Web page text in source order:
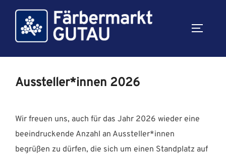
content
Aussteller*innen 2026
Wir freuen uns, auch für das Jahr 2026 wieder eine
beeindruckende Anzahl an Aussteller*innen
begrüßen zu dürfen, die sich um einen Standplatz auf